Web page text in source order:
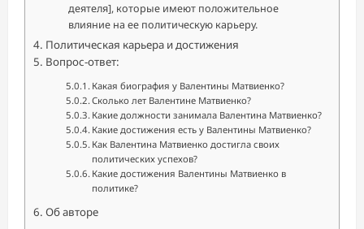
деятеля], которые имеют положительное
влияние на ее политическую карьеру.
Политическая карьера и достижения
Вопрос-ответ:
Какая биография у Валентины Матвиенко?
Сколько лет Валентине Матвиенко?
Какие должности занимала Валентина Матвиенко?
Какие достижения есть у Валентины Матвиенко?
Как Валентина Матвиенко достигла своих
политических успехов?
Какие достижения Валентины Матвиенко в
политике?
Об авторе